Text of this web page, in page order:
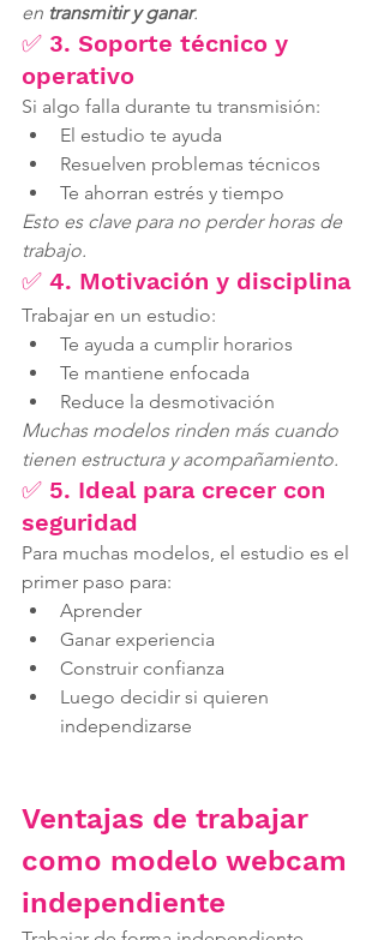
en transmitir y ganar.
✅ 3. Soporte técnico y
operativo
Si algo falla durante tu transmisión:
El estudio te ayuda
Resuelven problemas técnicos
Te ahorran estrés y tiempo
Esto es clave para no perder horas de
trabajo.
✅ 4. Motivación y disciplina
Trabajar en un estudio:
Te ayuda a cumplir horarios
Te mantiene enfocada
Reduce la desmotivación
Muchas modelos rinden más cuando
tienen estructura y acompañamiento.
✅ 5. Ideal para crecer con
seguridad
Para muchas modelos, el estudio es el
primer paso para:
Aprender
Ganar experiencia
Construir confianza
Luego decidir si quieren
independizarse
Ventajas de trabajar
como modelo webcam
independiente